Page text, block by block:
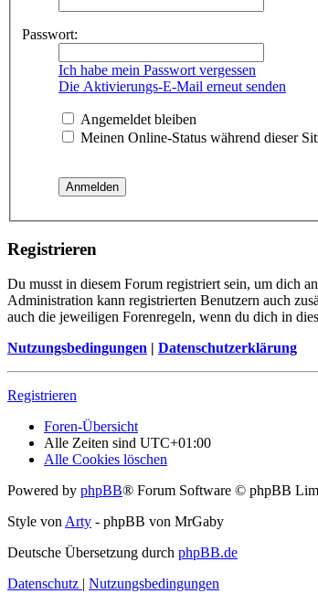
Passwort:
Ich habe mein Passwort vergessen
Die Aktivierungs-E-Mail erneut senden
Angemeldet bleiben
Meinen Online-Status während dieser
Registrieren
Du musst in diesem Forum registriert sein, um dich
Administration kann registrierten Benutzern auch
auch die jeweiligen Forenregeln, wenn du dich in
Nutzungsbedingungen | Datenschutzerklärung
Registrieren
Foren-Übersicht
Alle Zeiten sind UTC+01:00
Alle Cookies löschen
Powered by phpBB® Forum Software © phpBB
Style vonArty - phpBB von MrGaby
Deutsche Übersetzung durch phpBB.de
Datenschutz | Nutzungsbedingungen